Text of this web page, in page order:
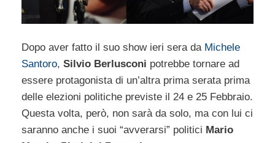
Dopo aver fatto il suo show ieri sera da Michele
Santoro, Silvio Berlusconi potrebbe tornare ad
essere protagonista di un’altra prima serata prima
delle elezioni politiche previste il 24 e 25 Febbraio.
Questa volta, però, non sarà da solo, ma con lui ci
saranno anche i suoi “avverarsi” politici Mario